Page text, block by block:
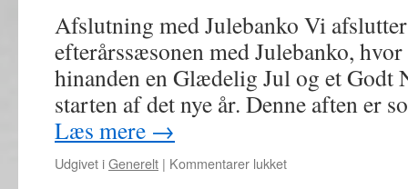
Foredrag
om
Frimærker
med
“2”
Afslutning med Julebanko Vi
efterårssæsonen med Julebanko,
hinanden en Glædelig Jul og et Godt
starten af det nye år. Denne aften er
Læs mere →
Udgivet iGenerelt | Kommentarer lukkettil